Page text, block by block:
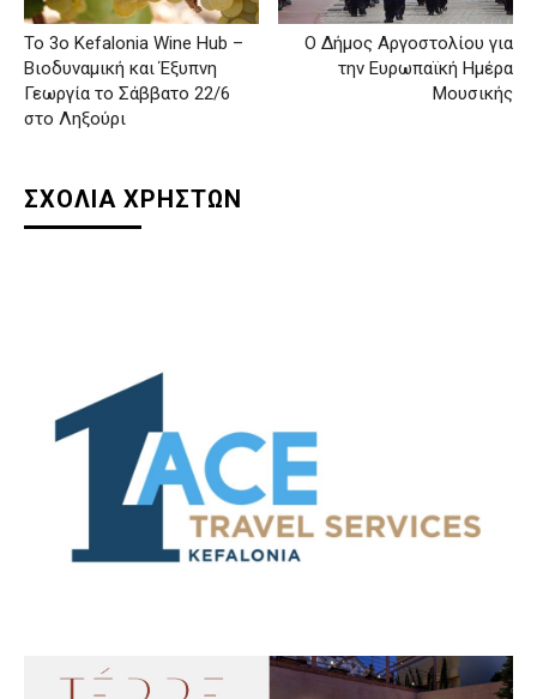
Το 3ο Kefalonia Wine Hub –
Βιοδυναμική και Έξυπνη
Γεωργία το Σάββατο 22/6
στο Ληξούρι
Ο Δήμος Αργοστολίου για
την Ευρωπαϊκή Ημέρα
Μουσικής
ΣΧΟΛΙΑ ΧΡΗΣΤΩΝ